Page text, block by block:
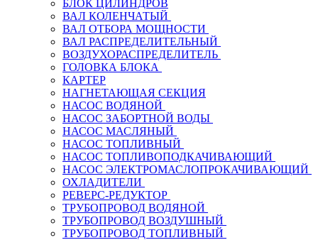
БЛОК ЦИЛИНДРОВ
ВАЛ КОЛЕНЧАТЫЙ
ВАЛ ОТБОРА МОЩНОСТИ
ВАЛ РАСПРЕДЕЛИТЕЛЬНЫЙ
ВОЗДУХОРАСПРЕДЕЛИТЕЛЬ
ГОЛОВКА БЛОКА
КАРТЕР
НАГНЕТАЮЩАЯ СЕКЦИЯ
НАСОС ВОДЯНОЙ
НАСОС ЗАБОРТНОЙ ВОДЫ
НАСОС МАСЛЯНЫЙ
НАСОС ТОПЛИВНЫЙ
НАСОС ТОПЛИВОПОДКАЧИВАЮЩИЙ
НАСОС ЭЛЕКТРОМАСЛОПРОКАЧИВАЮЩИЙ
ОХЛАДИТЕЛИ
РЕВЕРС-РЕДУКТОР
ТРУБОПРОВОД ВОДЯНОЙ
ТРУБОПРОВОД ВОЗДУШНЫЙ
ТРУБОПРОВОД ТОПЛИВНЫЙ